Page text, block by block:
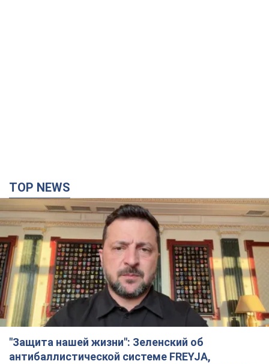
TOP NEWS
"Защита нашей жизни": Зеленский об
антибаллистической системе FREYJA,